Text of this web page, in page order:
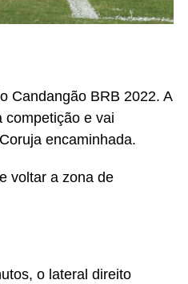
Candangão BRB 2022. A
competição e vai
encaminhada.
voltar a zona de
o lateral direito